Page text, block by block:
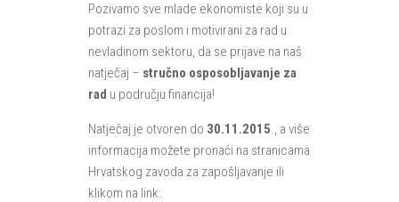
Pozivamo sve mlade ekonomiste koji su u
potrazi za poslom i motivirani za rad u
nevladinom sektoru, da se prijave na naš
natječaj – stručno osposobljavanje za
rad u području financija!
Natječaj je otvoren do 30.11.2015., a više
informacija možete pronaći na stranicama
Hrvatskog zavoda za zapošljavanje ili
klikom na link: